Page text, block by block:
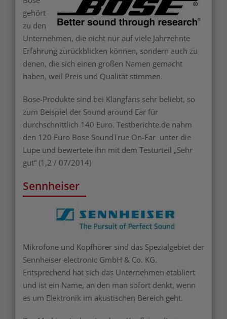
gehört
zu den
Unternehmen, die nicht nur auf viele Jahrzehnte
Erfahrung zurückblicken können, sondern auch zu
denen, die sich einen großen Namen gemacht
haben, weil Preis und Qualität stimmen.
Bose-Produkte sind bei Klangfans sehr beliebt, so
zum Beispiel der Sound around Ear für
durchschnittlich 140 Euro. Testberichte.de nahm
den 120 Euro Bose SoundTrue On-Ear unter die
Lupe und bewertete ihn mit dem Testurteil „Sehr
gut“ (1,2 / 07/2014)
Sennheiser
Mikrofone und Kopfhörer sind das Spezialgebiet der
Sennheiser electronic GmbH & Co. KG.
Entsprechend hat sich das Unternehmen etabliert
und ist ein Name, an den man sofort denkt, wenn
es um Elektronik im akustischen Bereich geht.